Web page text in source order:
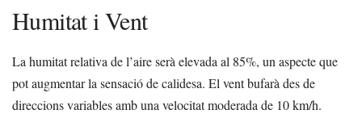
Humitat i Vent
La humitat relativa de l’aire serà elevada al 85%, un aspecte que
pot augmentar la sensació de calidesa. El vent bufarà des de
direccions variables amb una velocitat moderada de 10 km/h.